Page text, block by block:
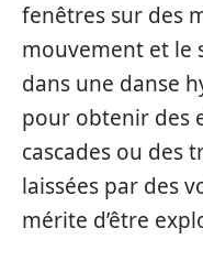
fenêtres sur des
mouvement et le
dans une danse
pour obtenir des
cascades ou des
laissées par des
mérite d’être